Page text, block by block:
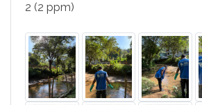
2 (2 ppm)